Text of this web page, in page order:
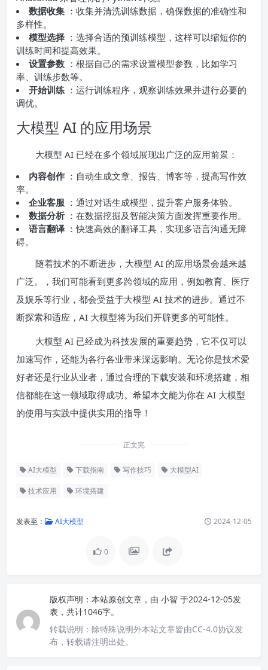
数据收集 ：收集并清洗训练数据，确保数据的准确性和
多样性。
模型选择 ：选择合适的预训练模型，这样可以缩短你的
训练时间和提高效果。
设置参数 ：根据自己的需求设置模型参数，比如学习
率、训练步数等。
开始训练 ：运行训练程序，观察训练效果并进行必要的
调优。
大模型 AI 的应用场景
大模型 AI 已经在多个领域展现出广泛的应用前景：
内容创作 ：自动生成文章、报告、博客等，提高写作效
率。
企业客服 ：通过对话生成模型，提升客户服务体验。
数据分析 ：在数据挖掘及智能决策方面发挥重要作用。
语言翻译 ：快速高效的翻译工具，实现多语言沟通无障
碍。
随着技术的不断进步，大模型 AI 的应用场景会越来越
广泛。，我们可能看到更多跨领域的应用，例如教育、医疗
及娱乐等行业，都会受益于大模型 AI 技术的进步。通过不
断探索和适应，AI 大模型将为我们开辟更多的可能性。
大模型 AI 已经成为科技发展的重要趋势，它不仅可以
加速写作，还能为各行各业带来深远影响。无论你是技术爱
好者还是行业从业者，通过合理的下载安装和环境搭建，相
信都能在这一领域取得成功。希望本文能为你在 AI 大模型
的使用与实践中提供实用的指导！
正文完
AI大模型 下载指南 写作技巧 大模型AI
技术应用 环境搭建
发表至： AI大模型 2024-12-05
0
版权声明： 本站原创文章，由 小智 于2024-12-05发
表，共计1046字。
转载说明： 除特殊说明外本站文章皆由CC-4.0协议发
布，转载请注明出处。